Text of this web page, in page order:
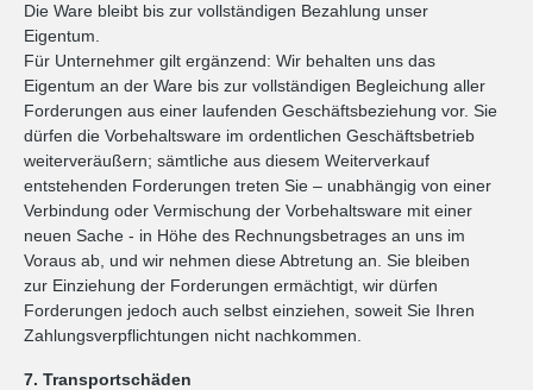
Die Ware bleibt bis zur vollständigen Bezahlung unser
Eigentum.
Für Unternehmer gilt ergänzend: Wir behalten uns das
Eigentum an der Ware bis zur vollständigen Begleichung aller
Forderungen aus einer laufenden Geschäftsbeziehung vor. Sie
dürfen die Vorbehaltsware im ordentlichen Geschäftsbetrieb
weiterveräußern; sämtliche aus diesem Weiterverkauf
entstehenden Forderungen treten Sie – unabhängig von einer
Verbindung oder Vermischung der Vorbehaltsware mit einer
neuen Sache - in Höhe des Rechnungsbetrages an uns im
Voraus ab, und wir nehmen diese Abtretung an. Sie bleiben
zur Einziehung der Forderungen ermächtigt, wir dürfen
Forderungen jedoch auch selbst einziehen, soweit Sie Ihren
Zahlungsverpflichtungen nicht nachkommen.
7. Transportschäden